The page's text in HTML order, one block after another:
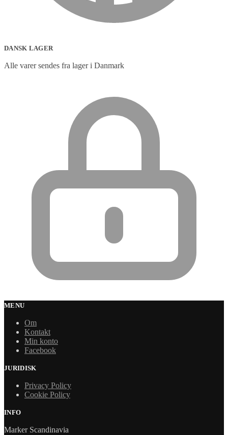
DANSK LAGER
Alle varer sendes fra lager i Danmark
MENU
Om
Kontakt
Min konto
Facebook
JURIDISK
Privacy Policy
Cookie Policy
INFO
Marker Scandinavia